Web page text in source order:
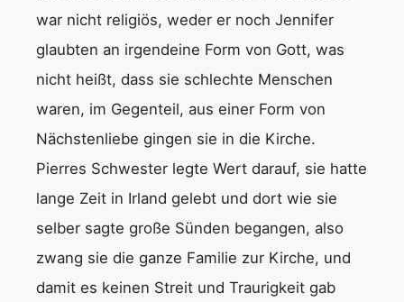
war nicht religiös, weder er noch Jennifer
glaubten an irgendeine Form von Gott, was
nicht heißt, dass sie schlechte Menschen
waren, im Gegenteil, aus einer Form von
Nächstenliebe gingen sie in die Kirche.
Pierres Schwester legte Wert darauf, sie hatte
lange Zeit in Irland gelebt und dort wie sie
selber sagte große Sünden begangen, also
zwang sie die ganze Familie zur Kirche, und
damit es keinen Streit und Traurigkeit gab